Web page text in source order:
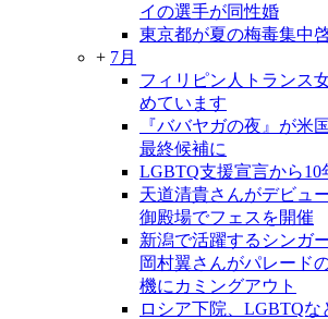
イの選手が同性婚
東京都が夏の梅毒集中
+ 7月
フィリピン人トランス
めています
『ババヤガの夜』が米
最終候補に
LGBTQ支援宣言から
天道清貴さんがデビュ
御殿場でフェスを開催
新潟で活躍するシンガ
岡村翼さんがパレード
機にカミングアウト
ロシア下院、LGBTQな